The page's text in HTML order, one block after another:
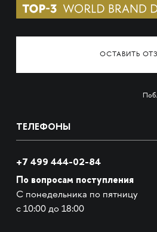
ОСТАВИТЬ
ТЕЛЕФОНЫ
+7 499 444-02-84
По вопросам поступления
С понедельника по пятницу
с 10:00 до 18:00